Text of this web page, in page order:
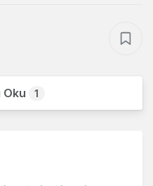
Oku 1